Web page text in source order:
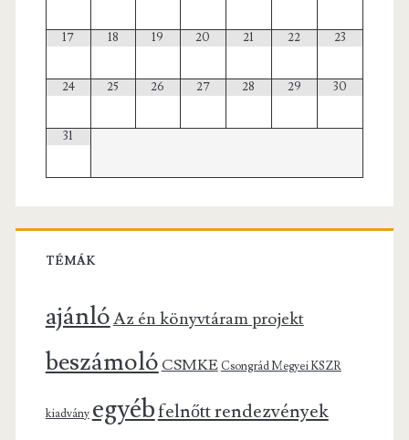
17 18 19 20 21 22 23
24 25 26 27 28 29 30
31
TÉMÁK
ajánlóAz én könyvtáram projekt
beszámoló CSMKE Csongrád Megyei KSZR
kiadvány egyébfelnőtt rendezvények